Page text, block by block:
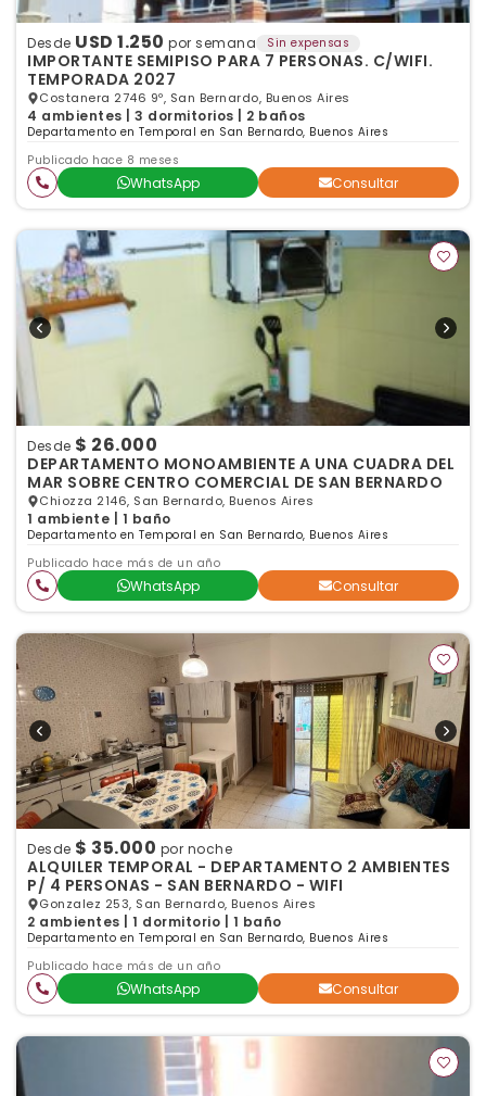
Desde USD 1.250 por semana Sin expensas
IMPORTANTE SEMIPISO PARA 7 PERSONAS. C/WIFI.
TEMPORADA 2027
Costanera 2746 9º, San Bernardo, Buenos Aires
4 ambientes | 3 dormitorios | 2 baños
Departamento en Temporal en San Bernardo, Buenos Aires
Publicado hace 8 meses
WhatsApp Consultar
Desde $ 26.000
DEPARTAMENTO MONOAMBIENTE A UNA CUADRA DEL
MAR SOBRE CENTRO COMERCIAL DE SAN BERNARDO
Chiozza 2146, San Bernardo, Buenos Aires
1 ambiente | 1 baño
Departamento en Temporal en San Bernardo, Buenos Aires
Publicado hace más de un año
WhatsApp Consultar
Desde $ 35.000 por noche
ALQUILER TEMPORAL - DEPARTAMENTO 2 AMBIENTES
P/ 4 PERSONAS - SAN BERNARDO - WIFI
Gonzalez 253, San Bernardo, Buenos Aires
2 ambientes | 1 dormitorio | 1 baño
Departamento en Temporal en San Bernardo, Buenos Aires
Publicado hace más de un año
WhatsApp Consultar